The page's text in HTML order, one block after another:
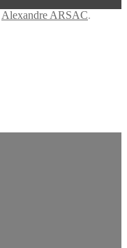
Alexandre ARSAC.